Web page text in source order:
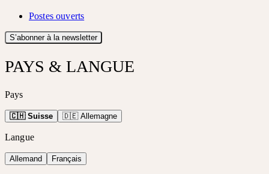
Postes ouverts
S’abonner à la newsletter
PAYS & LANGUE
Pays
🇨🇭 Suisse 🇩🇪 Allemagne
Langue
Allemand Français